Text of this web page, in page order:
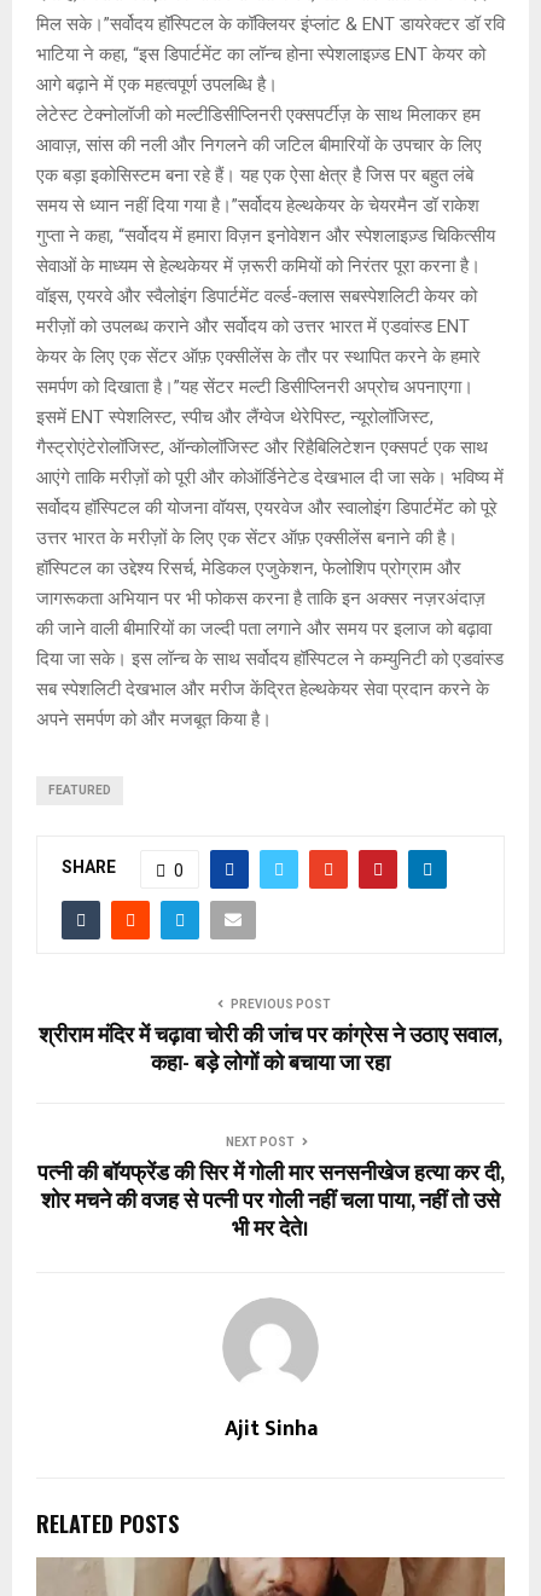
मिल सके।”सर्वोदय हॉस्पिटल के कॉक्लियर इंप्लांट & ENT डायरेक्टर डॉ रवि
भाटिया ने कहा, “इस डिपार्टमेंट का लॉन्च होना स्पेशलाइज़्ड ENT केयर को
आगे बढ़ाने में एक महत्वपूर्ण उपलब्धि है।
लेटेस्ट टेक्नोलॉजी को मल्टीडिसीप्लिनरी एक्सपर्टीज़ के साथ मिलाकर हम
आवाज़, सांस की नली और निगलने की जटिल बीमारियों के उपचार के लिए
एक बड़ा इकोसिस्टम बना रहे हैं। यह एक ऐसा क्षेत्र है जिस पर बहुत लंबे
समय से ध्यान नहीं दिया गया है।”सर्वोदय हेल्थकेयर के चेयरमैन डॉ राकेश
गुप्ता ने कहा, “सर्वोदय में हमारा विज़न इनोवेशन और स्पेशलाइज़्ड चिकित्सीय
सेवाओं के माध्यम से हेल्थकेयर में ज़रूरी कमियों को निरंतर पूरा करना है।
वॉइस, एयरवे और स्वैलोइंग डिपार्टमेंट वर्ल्ड-क्लास सबस्पेशलिटी केयर को
मरीज़ों को उपलब्ध कराने और सर्वोदय को उत्तर भारत में एडवांस्ड ENT
केयर के लिए एक सेंटर ऑफ़ एक्सीलेंस के तौर पर स्थापित करने के हमारे
समर्पण को दिखाता है।”यह सेंटर मल्टी डिसीप्लिनरी अप्रोच अपनाएगा।
इसमें ENT स्पेशलिस्ट, स्पीच और लैंग्वेज थेरेपिस्ट, न्यूरोलॉजिस्ट,
गैस्ट्रोएंटेरोलॉजिस्ट, ऑन्कोलॉजिस्ट और रिहैबिलिटेशन एक्सपर्ट एक साथ
आएंगे ताकि मरीज़ों को पूरी और कोऑर्डिनेटेड देखभाल दी जा सके। भविष्य में
सर्वोदय हॉस्पिटल की योजना वॉयस, एयरवेज और स्वालोइंग डिपार्टमेंट को पूरे
उत्तर भारत के मरीज़ों के लिए एक सेंटर ऑफ़ एक्सीलेंस बनाने की है।
हॉस्पिटल का उद्देश्य रिसर्च, मेडिकल एजुकेशन, फेलोशिप प्रोग्राम और
जागरूकता अभियान पर भी फोकस करना है ताकि इन अक्सर नज़रअंदाज़
की जाने वाली बीमारियों का जल्दी पता लगाने और समय पर इलाज को बढ़ावा
दिया जा सके। इस लॉन्च के साथ सर्वोदय हॉस्पिटल ने कम्युनिटी को एडवांस्ड
सब स्पेशलिटी देखभाल और मरीज केंद्रित हेल्थकेयर सेवा प्रदान करने के
अपने समर्पण को और मजबूत किया है।
FEATURED
SHARE 0
PREVIOUS POST
श्रीराम मंदिर में चढ़ावा चोरी की जांच पर कांग्रेस ने उठाए सवाल,
कहा- बड़े लोगों को बचाया जा रहा
NEXT POST
पत्नी की बॉयफ्रेंड की सिर में गोली मार सनसनीखेज हत्या कर दी,
शोर मचने की वजह से पत्नी पर गोली नहीं चला पाया, नहीं तो उसे
भी मर देते।
Ajit Sinha
RELATED POSTS